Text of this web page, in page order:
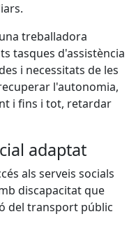
treballadora
tasques d'assistència
i necessitats de les
l'autonomia,
i fins i tot, retardar
adaptat
als serveis socials
discapacitat que
del transport públic